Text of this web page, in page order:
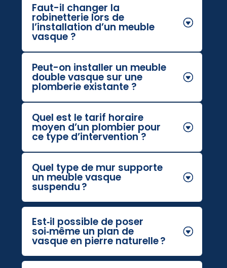
Faut-il changer la
robinetterie lors de
l’installation d’un meuble
vasque ?
Peut-on installer un meuble
double vasque sur une
plomberie existante ?
Quel est le tarif horaire
moyen d’un plombier pour
ce type d’intervention ?
Quel type de mur supporte
un meuble vasque
suspendu ?
Est‑il possible de poser
soi‑même un plan de
vasque en pierre naturelle ?